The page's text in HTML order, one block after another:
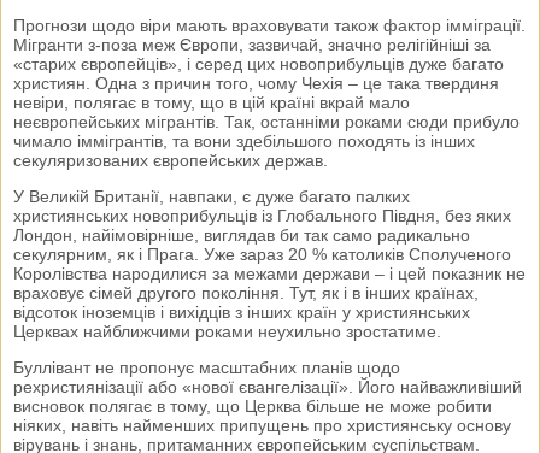
Прогнози щодо віри мають враховувати також фактор імміграції.
Мігранти з-поза меж Європи, зазвичай, значно релігійніші за
«старих європейців», і серед цих новоприбульців дуже багато
християн. Одна з причин того, чому Чехія – це така твердиня
невіри, полягає в тому, що в цій країні вкрай мало
неєвропейських мігрантів. Так, останніми роками сюди прибуло
чимало іммігрантів, та вони здебільшого походять із інших
секуляризованих європейських держав.
У Великій Британії, навпаки, є дуже багато палких
християнських новоприбульців із Глобального Півдня, без яких
Лондон, найімовірніше, виглядав би так само радикально
секулярним, як і Прага. Уже зараз 20 % католиків Сполученого
Королівства народилися за межами держави – і цей показник не
враховує сімей другого покоління. Тут, як і в інших країнах,
відсоток іноземців і вихідців з інших країн у християнських
Церквах найближчими роками неухильно зростатиме.
Буллівант не пропонує масштабних планів щодо
рехристиянізації або «нової євангелізації». Його найважливіший
висновок полягає в тому, що Церква більше не може робити
ніяких, навіть найменших припущень про християнську основу
вірувань і знань, притаманних європейським суспільствам.